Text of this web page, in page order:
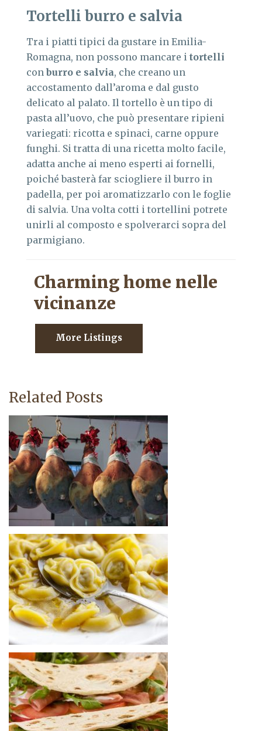
Tortelli burro e salvia
Tra i piatti tipici da gustare in Emilia-
Romagna, non possono mancare i tortelli
con burro e salvia, che creano un
accostamento dall’aroma e dal gusto
delicato al palato. Il tortello è un tipo di
pasta all’uovo, che può presentare ripieni
variegati: ricotta e spinaci, carne oppure
funghi. Si tratta di una ricetta molto facile,
adatta anche ai meno esperti ai fornelli,
poiché basterà far sciogliere il burro in
padella, per poi aromatizzarlo con le foglie
di salvia. Una volta cotti i tortellini potrete
unirli al composto e spolverarci sopra del
parmigiano.
Charming home nelle
vicinanze
More Listings
Related Posts